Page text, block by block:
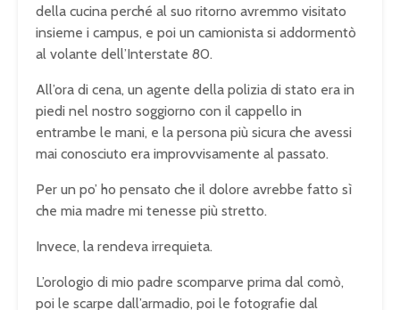
della cucina perché al suo ritorno avremmo visitato
insieme i campus, e poi un camionista si addormentò
al volante dell’Interstate 80.
All’ora di cena, un agente della polizia di stato era in
piedi nel nostro soggiorno con il cappello in
entrambe le mani, e la persona più sicura che avessi
mai conosciuto era improvvisamente al passato.
Per un po’ ho pensato che il dolore avrebbe fatto sì
che mia madre mi tenesse più stretto.
Invece, la rendeva irrequieta.
L’orologio di mio padre scomparve prima dal comò,
poi le scarpe dall’armadio, poi le fotografie dal